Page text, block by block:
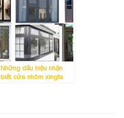
Những dấu hiệu nhận
biết cửa nhôm xingfa